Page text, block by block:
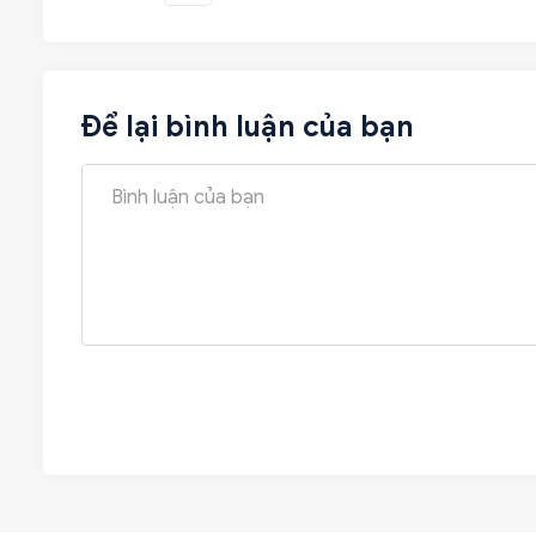
Để lại bình luận của bạn